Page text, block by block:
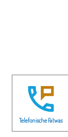
Telefonische Fatwas